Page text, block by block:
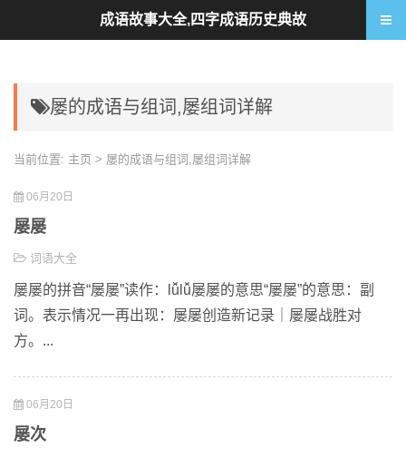
屡的成语与组词,屡组词详解
当前位置: 主页 > 屡的成语与组词,屡组词详解
06月20日
屡屡
词语大全
屡屡的拼音“屡屡”读作：lǚlǚ屡屡的意思“屡屡”的意思：副
词。表示情况一再出现：屡屡创造新记录｜屡屡战胜对
方。...
06月20日
屡次
成语故事大全,四字成语历史典故